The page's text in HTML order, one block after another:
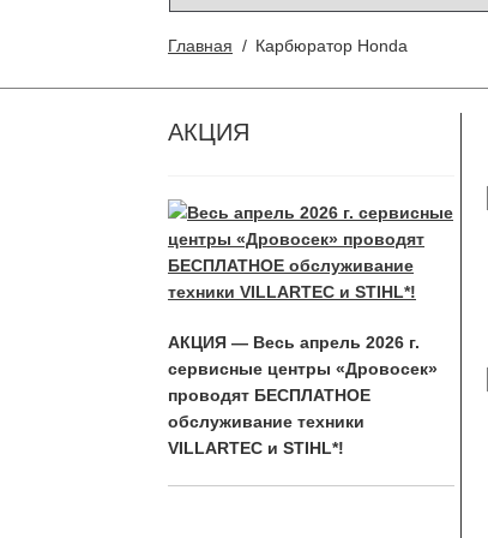
Главная / Карбюратор Honda
АКЦИЯ
АКЦИЯ — Весь апрель 2026 г.
сервисные центры «Дровосек»
проводят БЕСПЛАТНОЕ
обслуживание техники
VILLARTEC и STIHL*!